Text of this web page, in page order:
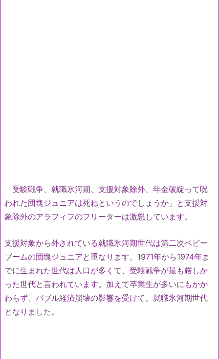
「受験戦争、就職氷河期、支援対象除外、年金破綻って呪
われた団塊ジュニアは死ねというのでしょうか」と支援対
象除外のアラフィフのフリーターは激怒しています。
支援対象から外されている就職氷河期世代は第二次ベビー
ブームの団塊ジュニアと重なります。1971年から1974年ま
でに生まれた世代は人口が多くて、受験戦争が最も厳しか
った世代と言われています。加えて卒業生が多いにもかか
わらず、バブル経済崩壊の影響を受けて、就職氷河期世代
となりました。